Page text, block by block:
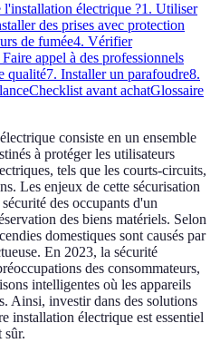
l'installation électrique ?1. Utiliser
des prises avec protection
de fumée4. Vérifier
Faire appel à des professionnels
qualité7. Installer un parafoudre8.
Checklist avant achatGlossaire
consiste en un ensemble
à protéger les utilisateurs
tels que les courts-circuits,
Les enjeux de cette sécurisation
des occupants d'un
des biens matériels. Selon
domestiques sont causés par
En 2023, la sécurité
des consommateurs,
intelligentes où les appareils
Ainsi, investir dans des solutions
installation électrique est essentiel
sûr.